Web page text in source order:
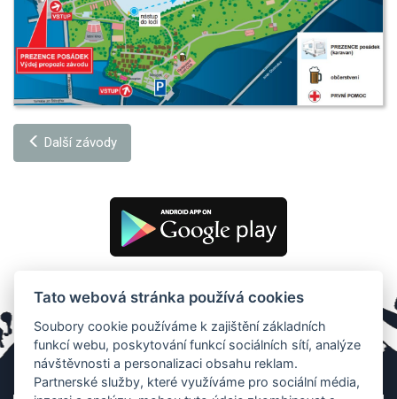
Další závody
Tato webová stránka používá cookies
Soubory cookie používáme k zajištění základních
funkcí webu, poskytování funkcí sociálních sítí, analýze
návštěvnosti a personalizaci obsahu reklam.
Partnerské služby, které využíváme pro sociální média,